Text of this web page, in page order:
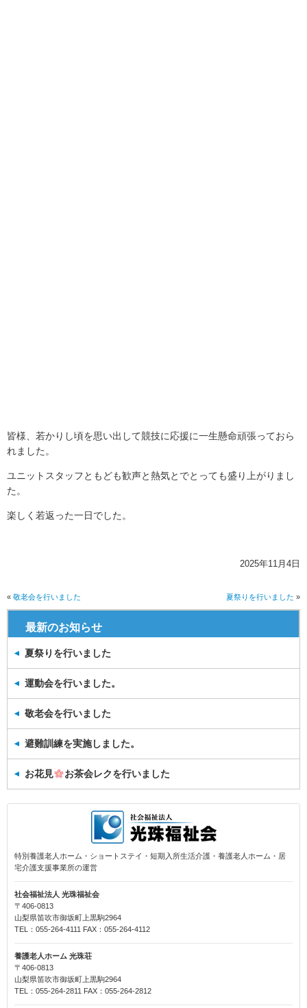
皆様、若かりし頃を思い出して競技に応援に一生懸命頑張っておら
れました。
ユニットスタッフともども歓声と熱気とでとっても盛り上がりまし
た。
楽しく若返った一日でした。
2025年11月4日
« 敬老会を行いました 夏祭りを行いました »
最新のお知らせ
夏祭りを行いました
運動会を行いました。
敬老会を行いました
避難訓練を実施しました。
お花見 お茶会レクを行いました
特別養護老人ホーム・ショートステイ・短期入所生活介護・養護老人ホーム・居
宅介護支援事業所の運営
社会福祉法人 光珠福祉会
〒406-0813
山梨県笛吹市御坂町上黒駒2964
TEL：055-264-4111 FAX：055-264-4112
養護老人ホーム 光珠荘
〒406-0813
山梨県笛吹市御坂町上黒駒2964
TEL：055-264-2811 FAX：055-264-2812